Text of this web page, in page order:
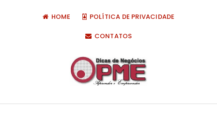
HOME POLÍTICA DE PRIVACIDADE
CONTATOS